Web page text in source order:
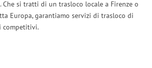
Che si tratti di un trasloco locale a Firenze o
Europa, garantiamo servizi di trasloco di
competitivi.